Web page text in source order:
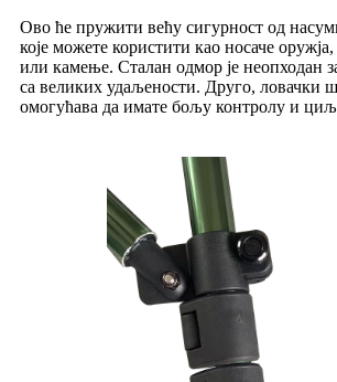
Ово ће пружити већу сигурност од
које можете користити као носаче
или камење. Сталан одмор је неопходан
са великих удаљености. Друго, ловачки
омогућава да имате бољу контролу и